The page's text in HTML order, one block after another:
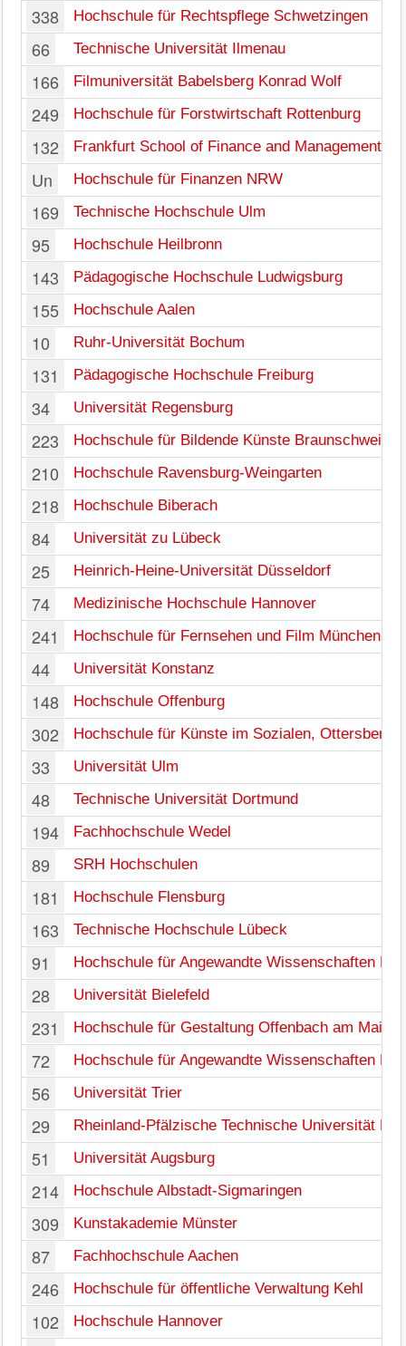
338 Hochschule für Rechtspflege Schwetzingen
66 Technische Universität Ilmenau
166 Filmuniversität Babelsberg Konrad Wolf
249 Hochschule für Forstwirtschaft Rottenburg
132 Frankfurt School of Finance and Management
Un Hochschule für Finanzen NRW
169 Technische Hochschule Ulm
95 Hochschule Heilbronn
143 Pädagogische Hochschule Ludwigsburg
155 Hochschule Aalen
10 Ruhr-Universität Bochum
131 Pädagogische Hochschule Freiburg
34 Universität Regensburg
223 Hochschule für Bildende Künste Braunschweig
210 Hochschule Ravensburg-Weingarten
218 Hochschule Biberach
84 Universität zu Lübeck
25 Heinrich-Heine-Universität Düsseldorf
74 Medizinische Hochschule Hannover
241 Hochschule für Fernsehen und Film München
44 Universität Konstanz
148 Hochschule Offenburg
302 Hochschule für Künste im Sozialen, Ottersberg
33 Universität Ulm
48 Technische Universität Dortmund
194 Fachhochschule Wedel
89 SRH Hochschulen
181 Hochschule Flensburg
163 Technische Hochschule Lübeck
91 Hochschule für Angewandte Wissenschaften Kiel
28 Universität Bielefeld
231 Hochschule für Gestaltung Offenbach am Main
72 Hochschule für Angewandte Wissenschaften
56 Universität Trier
29 Rheinland-Pfälzische Technische Universität
51 Universität Augsburg
214 Hochschule Albstadt-Sigmaringen
309 Kunstakademie Münster
87 Fachhochschule Aachen
246 Hochschule für öffentliche Verwaltung Kehl
102 Hochschule Hannover